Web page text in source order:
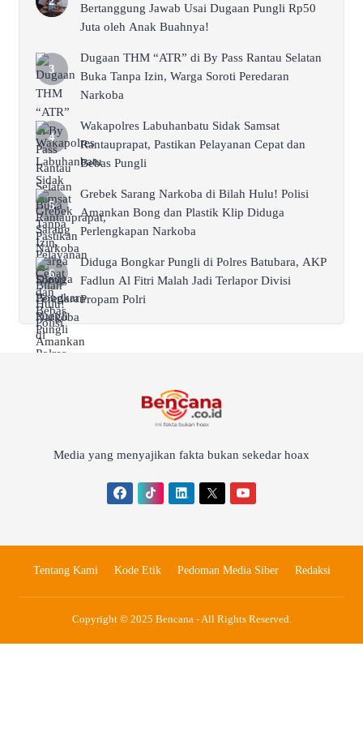
Bertanggung Jawab Usai Dugaan Pungli Rp50
Juta oleh Anak Buahnya!
Dugaan THM “ATR” di By Pass Rantau Selatan
Buka Tanpa Izin, Warga Soroti Peredaran
Narkoba
Wakapolres Labuhanbatu Sidak Samsat
Rantauprapat, Pastikan Pelayanan Cepat dan
Bebas Pungli
Grebek Sarang Narkoba di Bilah Hulu! Polisi
Amankan Bong dan Plastik Klip Diduga
Perlengkapan Narkoba
Diduga Bongkar Pungli di Polres Batubara, AKP
Fadlun Al Fitri Malah Jadi Terlapor Divisi
Propam Polri
Media yang menyajikan fakta bukan sekedar hoax
Tentang Kami Kode Etik Pedoman Media Siber Redaksi
Copyright © 2025 Bencana - All Rights Reserved.